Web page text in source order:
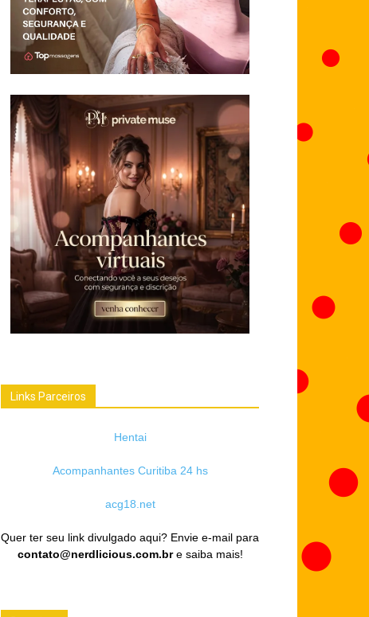
Links Parceiros
Hentai
Acompanhantes Curitiba 24 hs
acg18.net
Quer ter seu link divulgado aqui? Envie e-mail para
contato@nerdlicious.com.bre saiba mais!